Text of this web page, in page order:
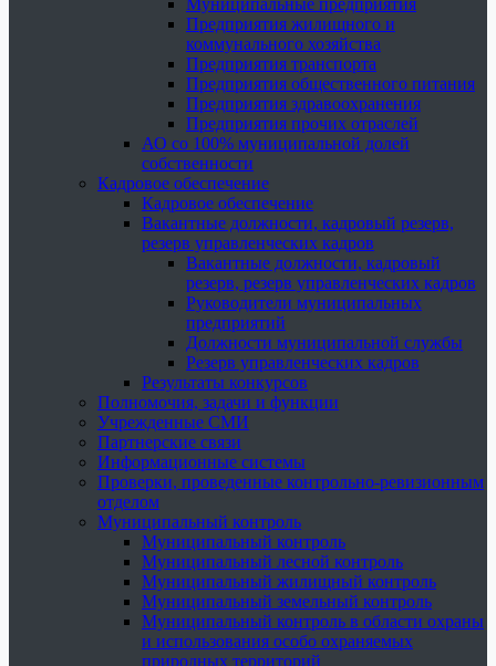
Муниципальные предприятия
Предприятия жилищного и
коммунального хозяйства
Предприятия транспорта
Предприятия общественного питания
Предприятия здравоохранения
Предприятия прочих отраслей
АО со 100% муниципальной долей
собственности
Кадровое обеспечение
Кадровое обеспечение
Вакантные должности, кадровый резерв,
резерв управленческих кадров
Вакантные должности, кадровый
резерв, резерв управленческих кадров
Руководители муниципальных
предприятий
Должности муниципальной службы
Резерв управленческих кадров
Результаты конкурсов
Полномочия, задачи и функции
Учрежденные СМИ
Партнерские связи
Информационные системы
Проверки, проведенные контрольно-ревизионным
отделом
Муниципальный контроль
Муниципальный контроль
Муниципальный лесной контроль
Муниципальный жилищный контроль
Муниципальный земельный контроль
Муниципальный контроль в области охраны
и использования особо охраняемых
природных территорий